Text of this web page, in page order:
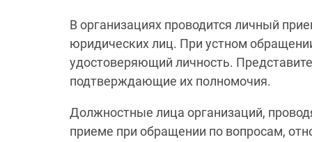
В организациях проводится личный
юридических лиц. При устном
удостоверяющий личность.
подтверждающие их полномочия.
Должностные лица организаций,
приеме при обращении по вопросам,